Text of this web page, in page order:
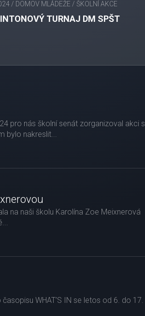
/ DOMOV MLÁDEŽE / ŠKOLNÍ AKCE
TURNAJ DM SPŠT
pro nás školní senát zorganizoval akci s
bylo nakreslit...
na naši školu Karolína Zoe Meixnerová
WHAT’S IN se letos od 6. do 17.